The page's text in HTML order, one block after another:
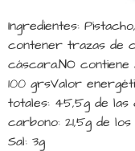
Ingredientes:
contener trazas de
cáscara.NO
100 grsValor
totales: 45,5g de las
carbono: 21,5g de
Sal: 3g